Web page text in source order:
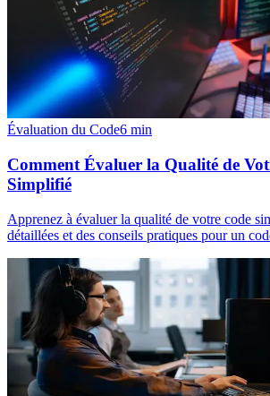
Évaluation du Code6 min
Comment Évaluer la Qualité de
Simplifié
Apprenez à évaluer la qualité de votre code
détaillées et des conseils pratiques pour un